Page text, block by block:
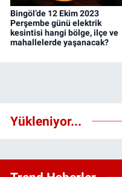
Bingöl’de 12 Ekim 2023
Perşembe günü elektrik
kesintisi hangi bölge, ilçe ve
mahallelerde yaşanacak?
Yükleniyor...